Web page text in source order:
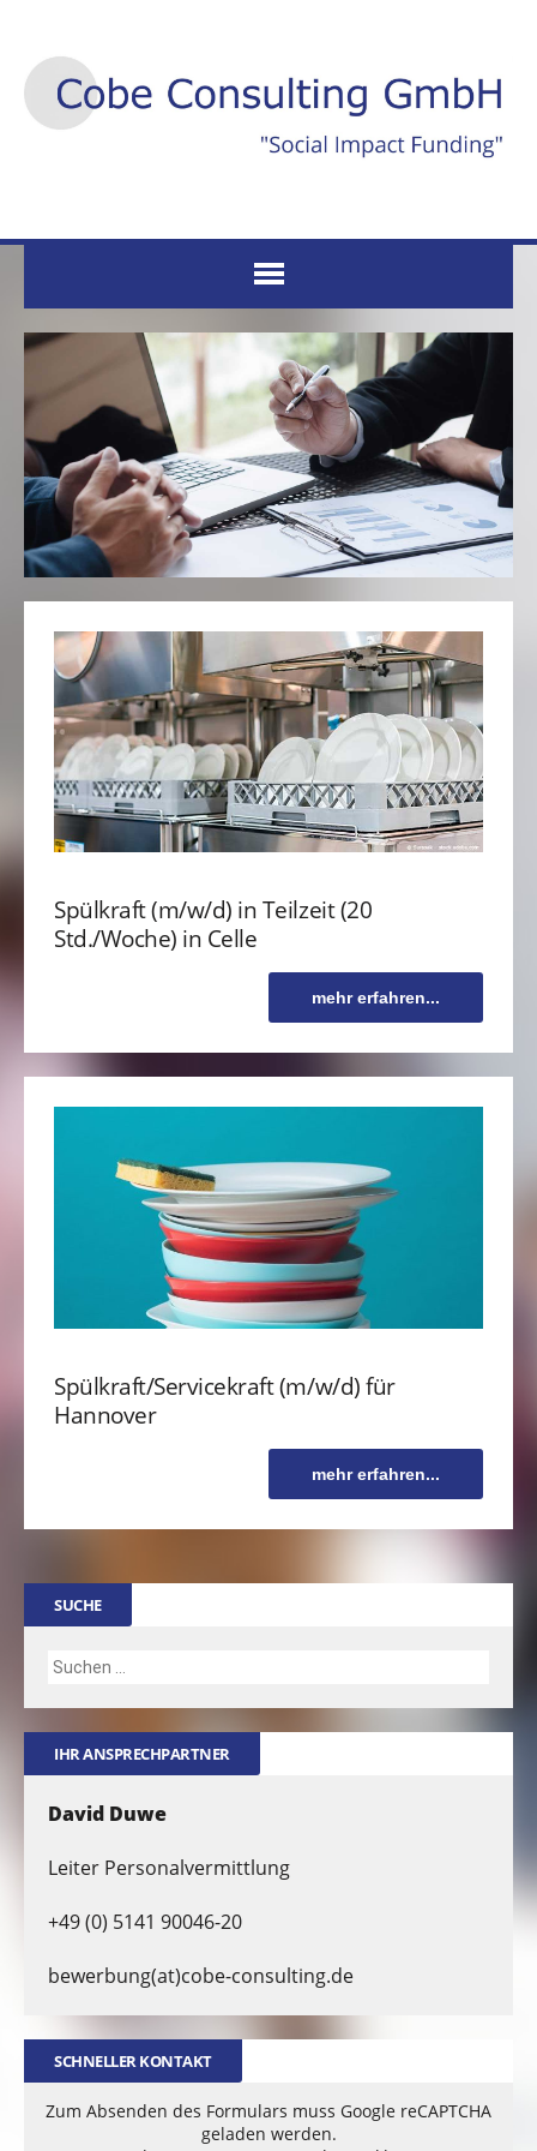
Spülkraft (m/w/d) in Teilzeit (20
Std./Woche) in Celle
mehr erfahren...
Spülkraft/Servicekraft (m/w/d) für
Hannover
mehr erfahren...
SUCHE
IHR ANSPRECHPARTNER
David Duwe
Leiter Personalvermittlung
+49 (0) 5141 90046-20
bewerbung(at)cobe-consulting.de
SCHNELLER KONTAKT
Zum Absenden des Formulars muss Google reCAPTCHA
geladen werden.